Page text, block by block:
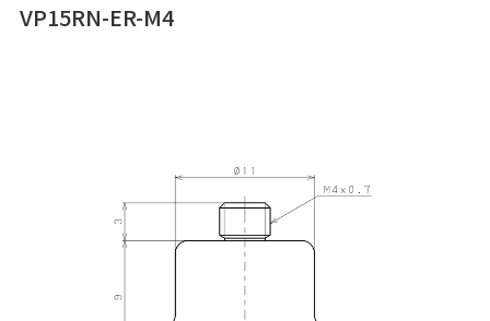
VP15RN-ER-M4